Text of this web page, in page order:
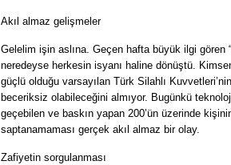
Akıl almaz gelişmeler
Gelelim işin aslına. Geçen hafta büyük ilgi gören
neredeyse herkesin isyanı haline dönüştü.
güçlü olduğu varsayılan Türk Silahlı
beceriksiz olabileceğini almıyor. Bugünkü
geçebilen ve baskın yapan 200’ün üzerinde
saptanamaması gerçek akıl almaz bir olay.
Zafiyetin sorgulanması